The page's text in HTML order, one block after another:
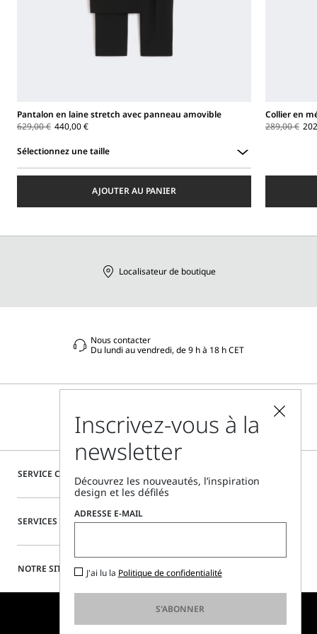
Pantalon en laine stretch avec panneau amovible
629,00 € 440,00 €
Sélectionnez une taille
AJOUTER AU PANIER
Collier en
289,00 €
SERVICE CLIENTÈLE
SERVICES SPÉCIAUX
NOTRE SITE
Localisateur de boutique
Nous contacter
Du lundi au vendredi, de 9 h à 18 h CET
Inscrivez-vous à la
newsletter
Découvrez les nouveautés, l’inspiration
design et les défilés
ADRESSE E-MAIL
J'ai lu la Politique de confidentialité
S'ABONNER